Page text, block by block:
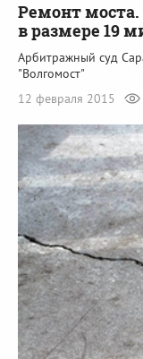
Ремонт моста.
в размере 19
Арбитражный суд
"Волгомост"
12 февраля 2015